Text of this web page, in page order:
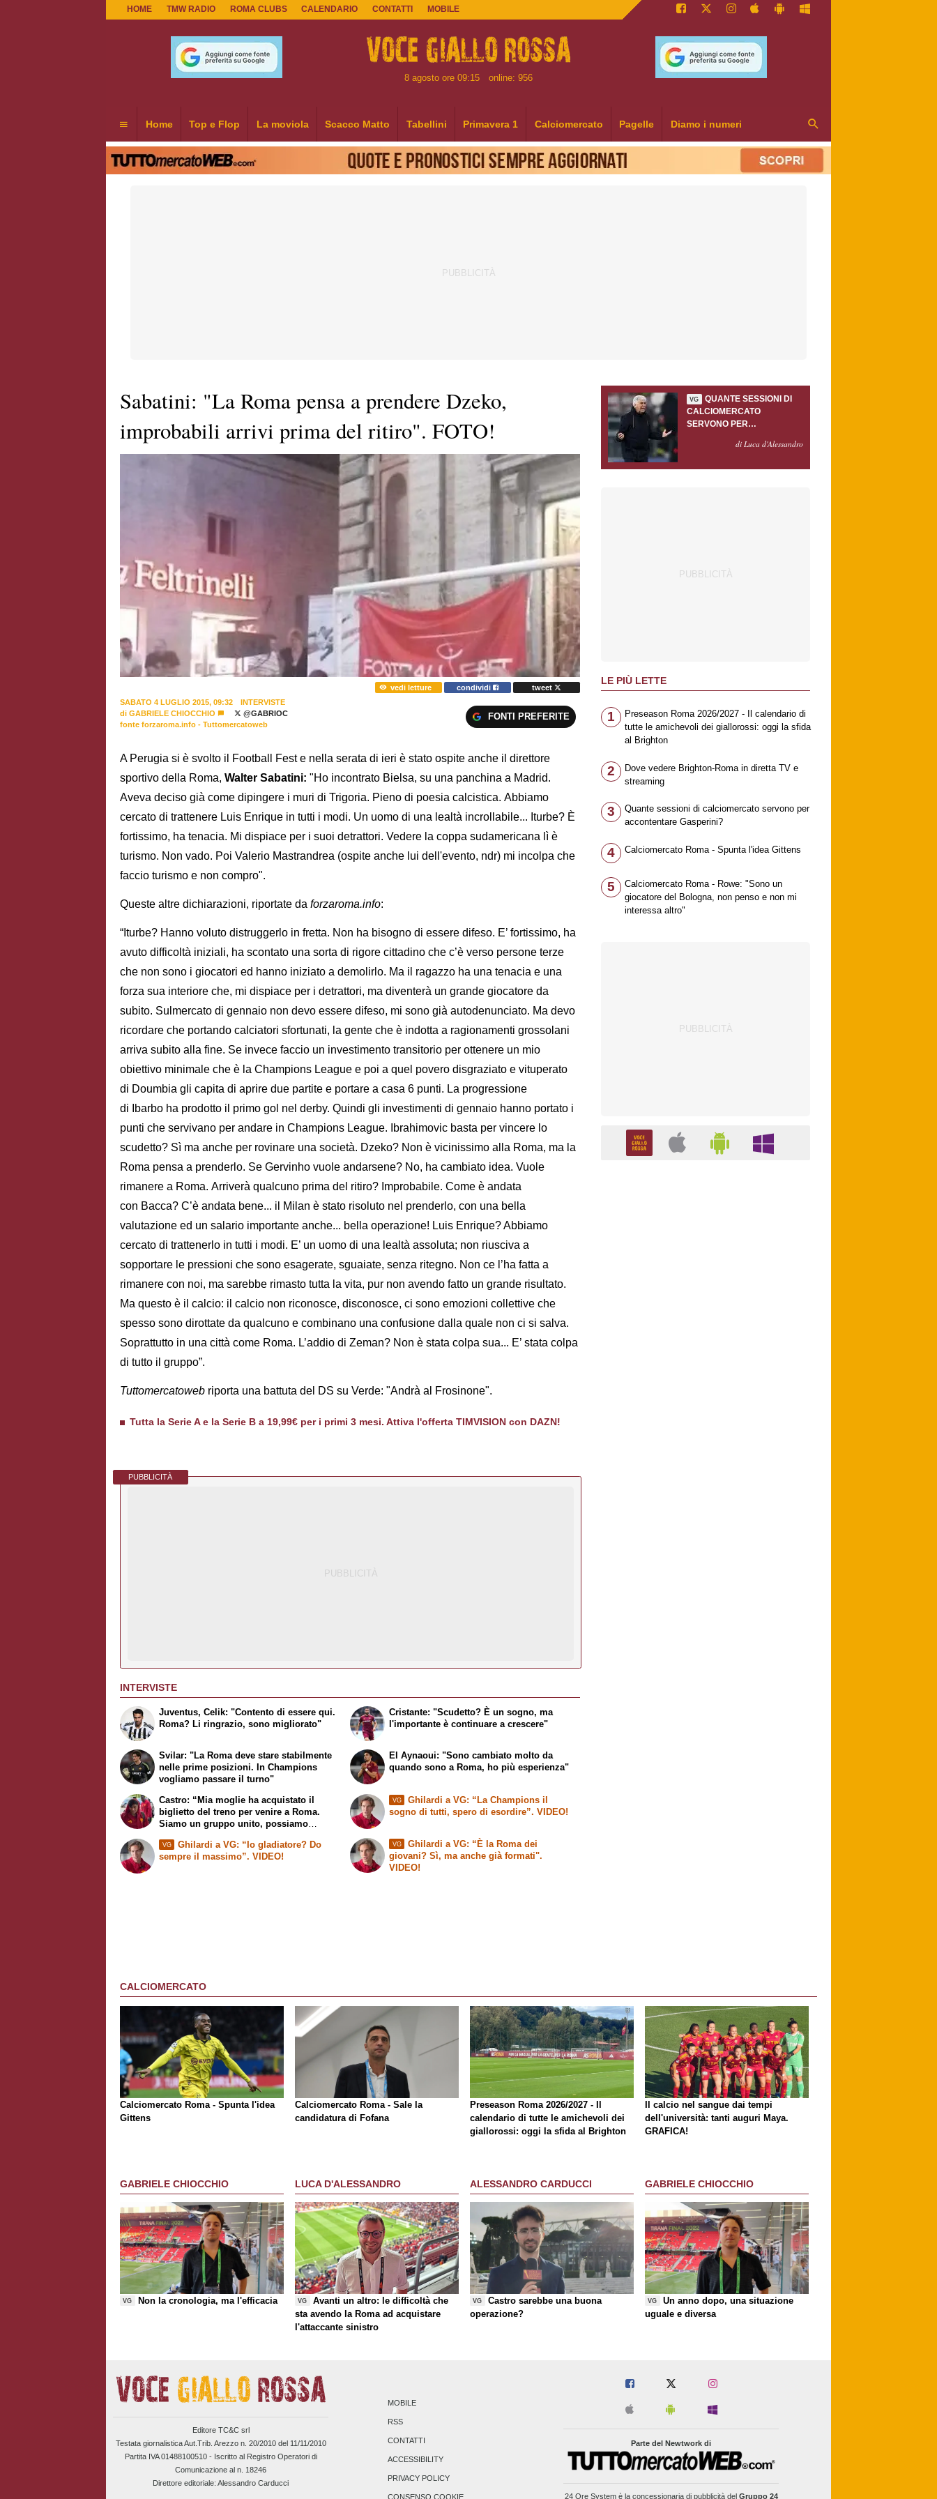
HOME TMW RADIO ROMA CLUBS CALENDARIO CONTATTI MOBILE
8 agosto ore 09:15 online: 956
Home Top e Flop La moviola Scacco Matto Tabellini Primavera 1 Calciomercato Pagelle Diamo i numeri
Sabatini: "La Roma pensa a prendere Dzeko,
improbabili arrivi prima del ritiro". FOTO!
vedi letture condividi
tweet
SABATO 4 LUGLIO 2015, 09:32
INTERVISTE
di GABRIELE CHIOCCHIO
@GABRIOC
fonte forzaroma.info - Tuttomercatoweb
FONTI PREFERITE
A Perugia si è svolto il Football Fest e nella serata di ieri è stato ospite anche il direttore
sportivo della Roma, Walter Sabatini: "Ho incontrato Bielsa, su una panchina a Madrid.
Aveva deciso già come dipingere i muri di Trigoria. Pieno di poesia calcistica. Abbiamo
cercato di trattenere Luis Enrique in tutti i modi. Un uomo di una lealtà incrollabile... Iturbe? È
fortissimo, ha tenacia. Mi dispiace per i suoi detrattori. Vedere la coppa sudamericana lì è
turismo. Non vado. Poi Valerio Mastrandrea (ospite anche lui dell'evento, ndr) mi incolpa che
faccio turismo e non compro".
Queste altre dichiarazioni, riportate da forzaroma.info:
“Iturbe? Hanno voluto distruggerlo in fretta. Non ha bisogno di essere difeso. E’ fortissimo, ha
avuto difficoltà iniziali, ha scontato una sorta di rigore cittadino che c’è verso persone terze
che non sono i giocatori ed hanno iniziato a demolirlo. Ma il ragazzo ha una tenacia e una
forza sua interiore che, mi dispiace per i detrattori, ma diventerà un grande giocatore da
subito. Sulmercato di gennaio non devo essere difeso, mi sono già autodenunciato. Ma devo
ricordare che portando calciatori sfortunati, la gente che è indotta a ragionamenti grossolani
arriva subito alla fine. Se invece faccio un investimento transitorio per ottenere un mio
obiettivo minimale che è la Champions League e poi a quel povero disgraziato e vituperato
di Doumbia gli capita di aprire due partite e portare a casa 6 punti. La progressione
di Ibarbo ha prodotto il primo gol nel derby. Quindi gli investimenti di gennaio hanno portato i
punti che servivano per andare in Champions League. Ibrahimovic basta per vincere lo
scudetto? Sì ma anche per rovinare una società. Dzeko? Non è vicinissimo alla Roma, ma la
Roma pensa a prenderlo. Se Gervinho vuole andarsene? No, ha cambiato idea. Vuole
rimanere a Roma. Arriverà qualcuno prima del ritiro? Improbabile. Come è andata
con Bacca? C’è andata bene... il Milan è stato risoluto nel prenderlo, con una bella
valutazione ed un salario importante anche... bella operazione! Luis Enrique? Abbiamo
cercato di trattenerlo in tutti i modi. E’ un uomo di una lealtà assoluta; non riusciva a
sopportare le pressioni che sono esagerate, sguaiate, senza ritegno. Non ce l’ha fatta a
rimanere con noi, ma sarebbe rimasto tutta la vita, pur non avendo fatto un grande risultato.
Ma questo è il calcio: il calcio non riconosce, disconosce, ci sono emozioni collettive che
spesso sono dirottate da qualcuno e combinano una confusione dalla quale non ci si salva.
Soprattutto in una città come Roma. L’addio di Zeman? Non è stata colpa sua... E’ stata colpa
di tutto il gruppo”.
Tuttomercatoweb riporta una battuta del DS su Verde: "Andrà al Frosinone".
Tutta la Serie A e la Serie B a 19,99€ per i primi 3 mesi. Attiva l'offerta TIMVISION con DAZN!
PUBBLICITÀ
INTERVISTE
Juventus, Celik: "Contento di essere qui.
Roma? Li ringrazio, sono migliorato"
Svilar: "La Roma deve stare stabilmente
nelle prime posizioni. In Champions
vogliamo passare il turno"
Cristante: "Scudetto? È un sogno, ma
l'importante è continuare a crescere"
El Aynaoui: "Sono cambiato molto da
quando sono a Roma, ho più esperienza"
Castro: “Mia moglie ha acquistato il
biglietto del treno per venire a Roma.
Siamo un gruppo unito, possiamo
VG
Ghilardi a VG: “Io gladiatore? Do
sempre il massimo”. VIDEO!
VG
Ghilardi a VG: “La Champions il
sogno di tutti, spero di esordire”. VIDEO!
VG
Ghilardi a VG: “È la Roma dei
giovani? Sì, ma anche già formati".
VIDEO!
VG
QUANTE SESSIONI DI
CALCIOMERCATO
SERVONO PER
GASPERINI?di Luca d'Alessandro
LE PIÙ LETTE
1
Preseason Roma 2026/2027 - Il calendario di
tutte le amichevoli dei giallorossi: oggi la sfida
al Brighton
2
Dove vedere Brighton-Roma in diretta TV e
streaming
3
Quante sessioni di calciomercato servono per
accontentare Gasperini?
4 Calciomercato Roma - Spunta l'idea Gittens
5
Calciomercato Roma - Rowe: "Sono un
giocatore del Bologna, non penso e non mi
interessa altro"
CALCIOMERCATO
Calciomercato Roma - Spunta l'idea
Gittens
Calciomercato Roma - Sale la
candidatura di Fofana
Preseason Roma 2026/2027 - Il
calendario di tutte le amichevoli dei
giallorossi: oggi la sfida al Brighton
Il calcio nel sangue dai tempi
dell'università: tanti auguri Maya.
GRAFICA!
GABRIELE CHIOCCHIO
VG Non la cronologia, ma l'efficacia
LUCA D'ALESSANDRO
VG
Avanti un altro: le difficoltà che
sta avendo la Roma ad acquistare
l'attaccante sinistro
ALESSANDRO CARDUCCI
VG
Castro sarebbe una buona
operazione?
GABRIELE CHIOCCHIO
VG
Un anno dopo, una situazione
uguale e diversa
Editore TC&C srl
Testata giornalistica Aut.Trib. Arezzo n. 20/2010 del 11/11/2010
Partita IVA 01488100510 - Iscritto al Registro Operatori di
Comunicazione al n. 18246
Direttore editoriale: Alessandro Carducci
MOBILE
RSS
CONTATTI
ACCESSIBILITY
PRIVACY POLICY
CONSENSO COOKIE
Parte del Newtwork di
24 Ore Systemè la concessionaria di pubblicità del Gruppo 24